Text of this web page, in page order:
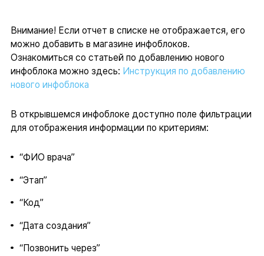
Внимание! Если отчет в списке не отображается, его
можно добавить в магазине инфоблоков.
Ознакомиться со статьей по добавлению нового
инфоблока можно здесь: Инструкция по добавлению
нового инфоблока
В открывшемся инфоблоке доступно поле фильтрации
для отображения информации по критериям:
“ФИО врача”
“Этап”
“Код”
“Дата создания”
“Позвонить через”